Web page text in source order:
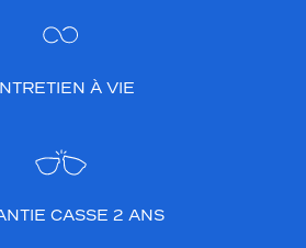
À VIE
CASSE 2 ANS